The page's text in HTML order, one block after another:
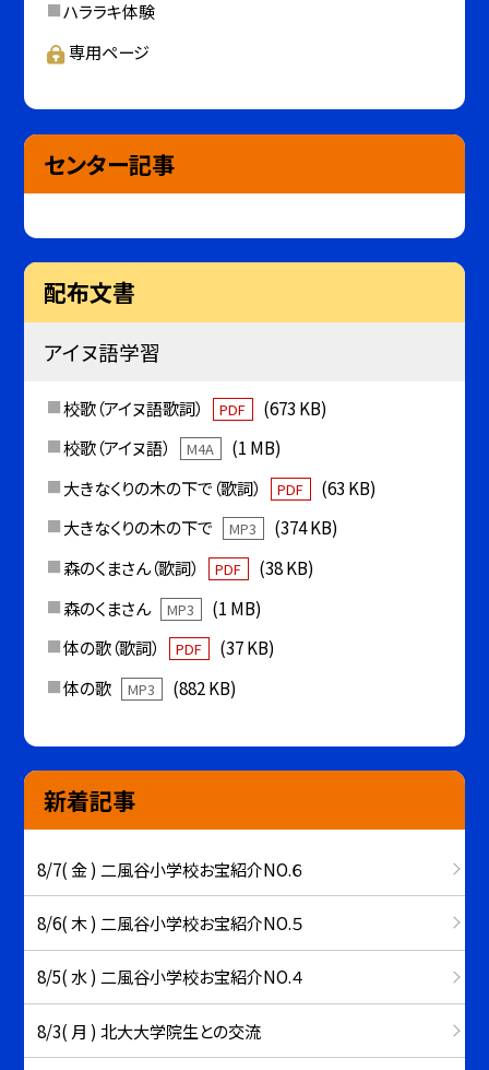
ハララキ体験
専用ページ
センター記事
配布文書
アイヌ語学習
校歌（アイヌ語歌詞） PDF
(673 KB)
校歌（アイヌ語）
M4A
(1 MB)
大きなくりの木の下で（歌詞）
PDF
(63 KB)
大きなくりの木の下で
MP3
(374 KB)
森のくまさん（歌詞）
PDF
(38 KB)
森のくまさん
MP3
(1 MB)
体の歌（歌詞）
PDF
(37 KB)
体の歌
MP3 (882 KB)
新着記事
8/7( 金 ) 二風谷小学校お宝紹介NO.６
8/6( 木 ) 二風谷小学校お宝紹介NO.５
8/5( 水 ) 二風谷小学校お宝紹介NO.４
8/3( 月 ) 北大大学院生との交流